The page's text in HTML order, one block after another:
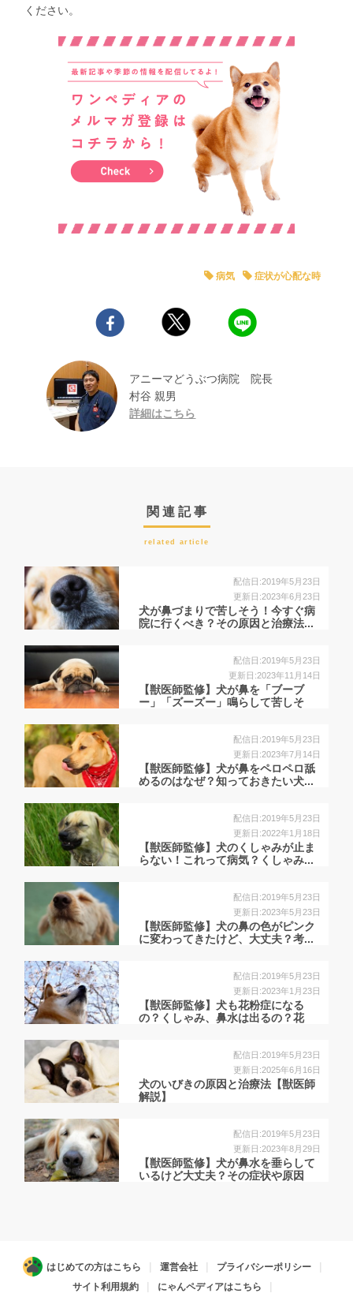
ください。
病気 症状が心配な時
アニーマどうぶつ病院 院長
村谷 親男
詳細はこちら
関連記事
related article
配信日:2019年5月23日
更新日:2023年6月23日
犬が鼻づまりで苦しそう！今すぐ病
院に行くべき？その原因と治療法...
配信日:2019年5月23日
更新日:2023年11月14日
【獣医師監修】犬が鼻を「ブーブ
ー」「ズーズー」鳴らして苦しそ
配信日:2019年5月23日
更新日:2023年7月14日
【獣医師監修】犬が鼻をペロペロ舐
めるのはなぜ？知っておきたい犬...
配信日:2019年5月23日
更新日:2022年1月18日
【獣医師監修】犬のくしゃみが止ま
らない！これって病気？くしゃみ...
配信日:2019年5月23日
更新日:2023年5月23日
【獣医師監修】犬の鼻の色がピンク
に変わってきたけど、大丈夫？考...
配信日:2019年5月23日
更新日:2023年1月23日
【獣医師監修】犬も花粉症になる
の？くしゃみ、鼻水は出るの？花
配信日:2019年5月23日
更新日:2025年6月16日
犬のいびきの原因と治療法【獣医師
解説】
配信日:2019年5月23日
更新日:2023年8月29日
【獣医師監修】犬が鼻水を垂らして
いるけど大丈夫？その症状や原因
はじめての方はこちら 運営会社
プライバシーポリシー
サイト利用規約
にゃんペディアはこちら